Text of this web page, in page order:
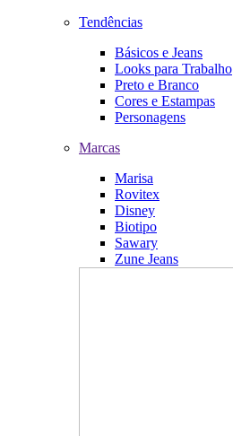
Tendências
Básicos e Jeans
Looks para Trabalho
Preto e Branco
Cores e Estampas
Personagens
Marcas
Marisa
Rovitex
Disney
Biotipo
Sawary
Zune Jeans